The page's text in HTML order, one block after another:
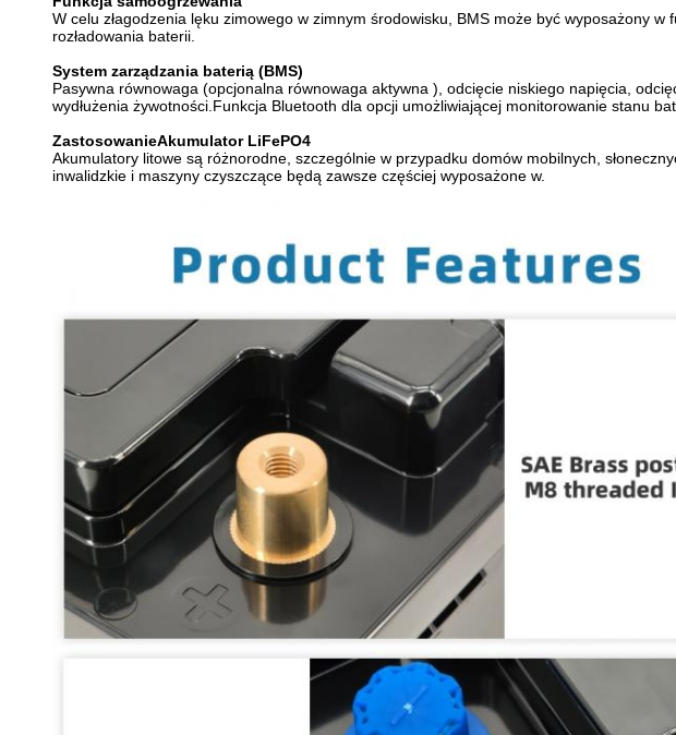
W celu złagodzenia lęku zimowego w zimnym środowisku, BMS może być wyposażony
rozładowania baterii.
System zarządzania baterią (BMS)
Pasywna równowaga (opcjonalna równowaga aktywna ), odcięcie niskiego napięcia,
wydłużenia żywotności.Funkcja Bluetooth dla opcji umożliwiającej monitorowanie stanu
ZastosowanieAkumulator LiFePO4
Akumulatory litowe są różnorodne, szczególnie w przypadku domów mobilnych,
inwalidzkie i maszyny czyszczące będą zawsze częściej wyposażone w.